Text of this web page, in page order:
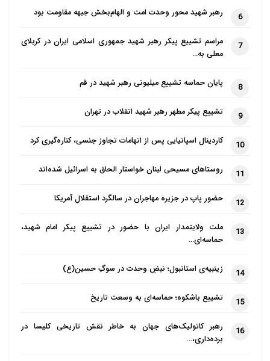
6 رهبر شهید محور وحدت امت و الهام‌بخش جبهه مقاومت بود
7
مراسم تشییع پیکر رهبر شهید جمهوری اسلامی ایران در کربلای
معلی به…
8 پایان حماسه تشییع میلیونی رهبر شهید در قم
9 تشییع پیکر مطهر رهبر شهید انقلاب در تهران
10 کاردینال اسپانیایی پس از اتهامات تجاوز جنسی، کناره‌گیری کرد
11 روستاهای مسیحی لبنان خواستار الحاق به اسرائیل شده‌اند
12 حضور پاپ در جزیره مهاجران در سالگرد استقلال آمریکا
13
ملت ولایتمدار ایران با حضور در تشییع پیکر امام شهید،
حماسه‌ای…
14 زینبیه‌ی استانبول؛ نبضِ وحدت در سوگِ حسین(ع)
15 تشییع باشکوه؛ حماسه‌ای به وسعت تاریخ
16
رهبر کاتولیک‌های جهان به خاطر نقش تاریخی کلیسا در
برده‌داری،…